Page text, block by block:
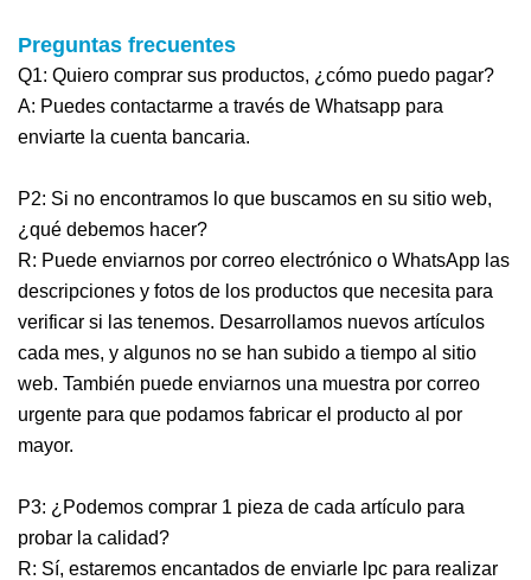
Preguntas frecuentes
Q1: Quiero comprar sus productos, ¿cómo puedo pagar?
A: Puedes contactarme a través de Whatsapp para
enviarte la cuenta bancaria.
P2: Si no encontramos lo que buscamos en su sitio web,
¿qué debemos hacer?
R: Puede enviarnos por correo electrónico o WhatsApp las
descripciones y fotos de los productos que necesita para
verificar si las tenemos. Desarrollamos nuevos artículos
cada mes, y algunos no se han subido a tiempo al sitio
web. También puede enviarnos una muestra por correo
urgente para que podamos fabricar el producto al por
mayor.
P3: ¿Podemos comprar 1 pieza de cada artículo para
probar la calidad?
R: Sí, estaremos encantados de enviarle lpc para realizar